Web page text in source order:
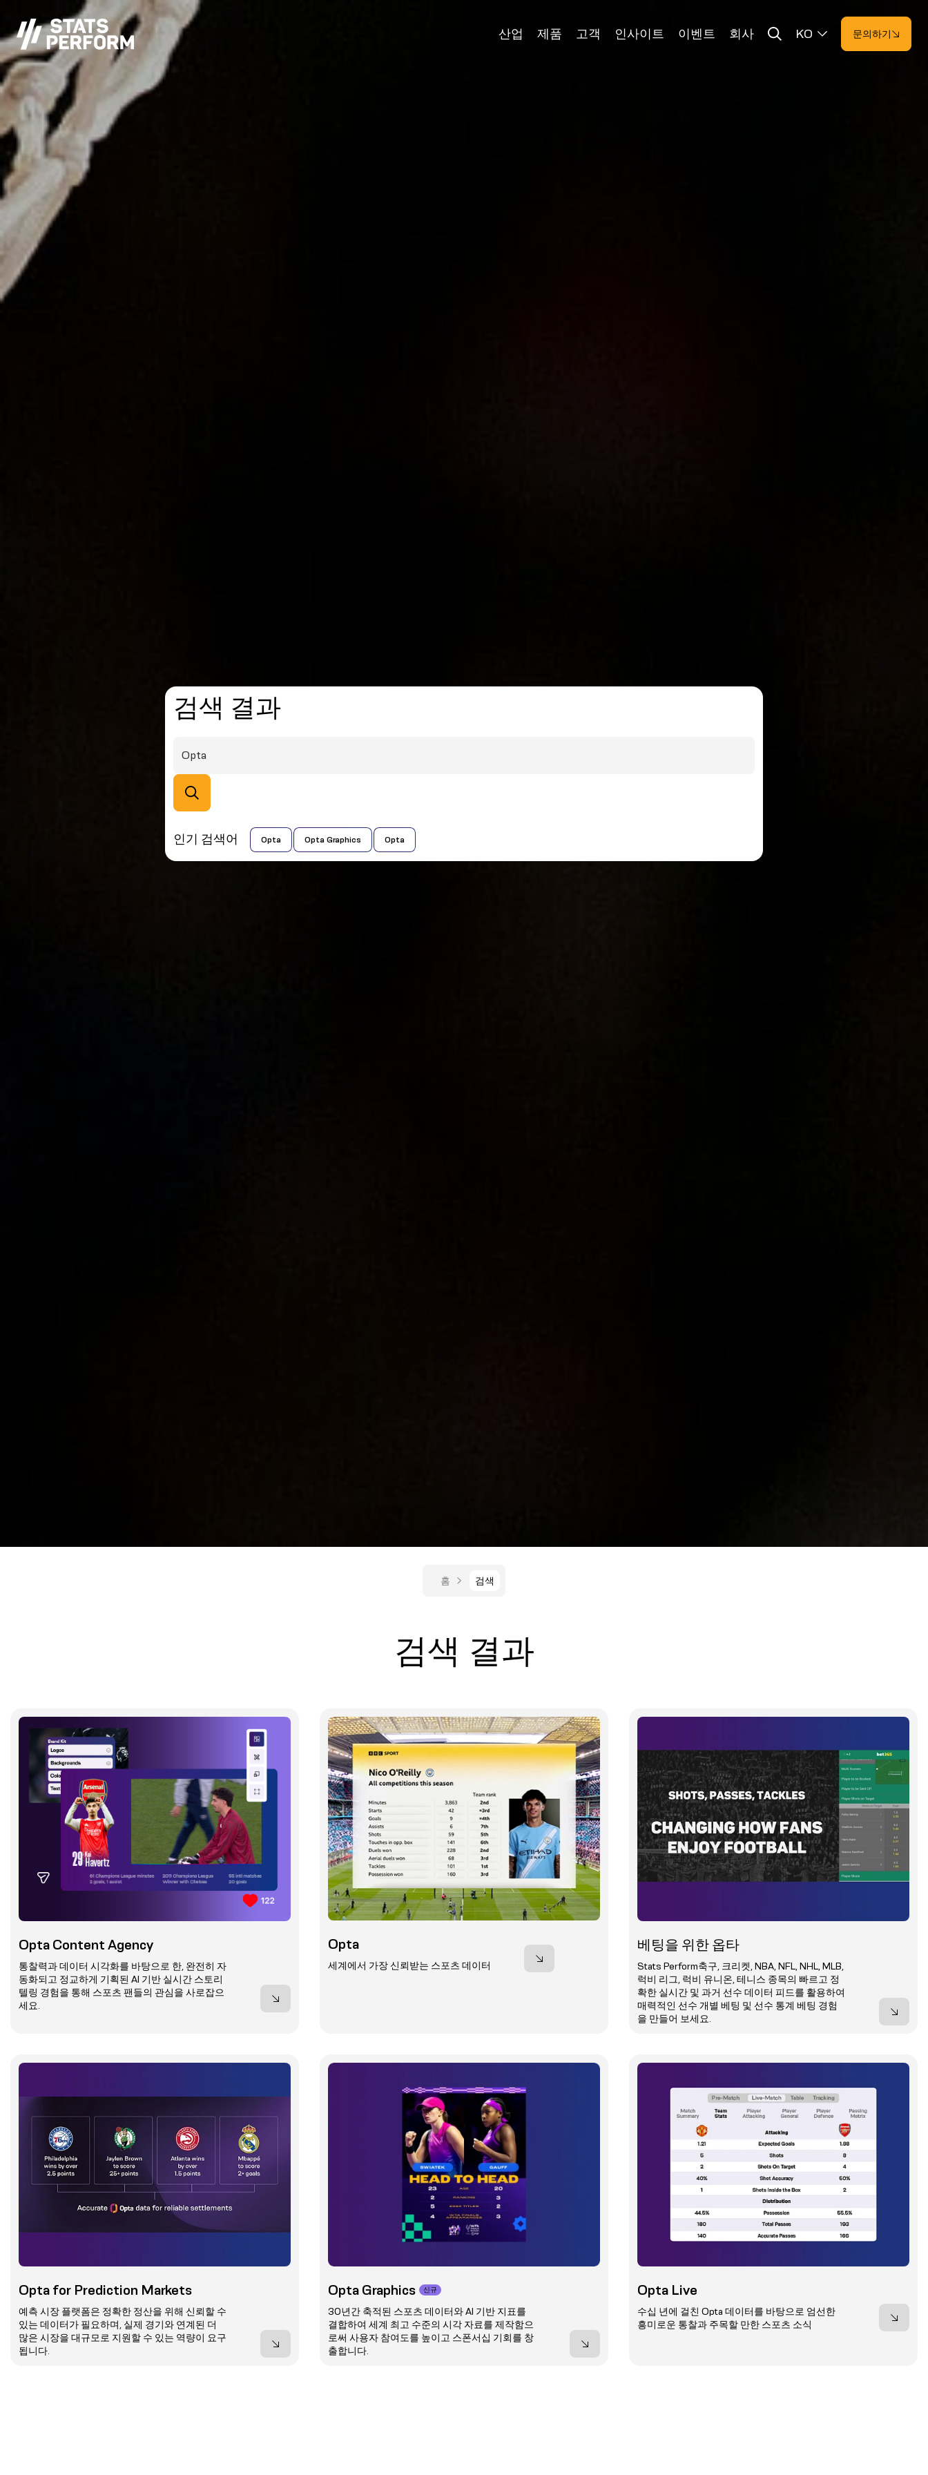
본문으로 건너뛰기
산업
제품 고객 인사이트 이벤트 회사 KO 문의하기
검색 결과
인기 검색어 Opta Opta Graphics Opta
홈 검색
검색 결과
Opta Content Agency
통찰력과 데이터 시각화를 바탕으로 한, 완전히 자
동화되고 정교하게 기획된 AI 기반 실시간 스토리
텔링 경험을 통해 스포츠 팬들의 관심을 사로잡으
세요.
Opta
세계에서 가장 신뢰받는 스포츠 데이터
베팅을 위한 옵타
Stats Perform축구, 크리켓, NBA, NFL, NHL, MLB,
럭비 리그, 럭비 유니온, 테니스 종목의 빠르고 정
확한 실시간 및 과거 선수 데이터 피드를 활용하여
매력적인 선수 개별 베팅 및 선수 통계 베팅 경험
을 만들어 보세요.
Opta for Prediction Markets
예측 시장 플랫폼은 정확한 정산을 위해 신뢰할 수
있는 데이터가 필요하며, 실제 경기와 연계된 더
많은 시장을 대규모로 지원할 수 있는 역량이 요구
됩니다.
Opta Graphics 신규
30년간 축적된 스포츠 데이터와 AI 기반 지표를
결합하여 세계 최고 수준의 시각 자료를 제작함으
로써 사용자 참여도를 높이고 스폰서십 기회를 창
출합니다.
Opta Live
수십 년에 걸친 Opta 데이터를 바탕으로 엄선한
흥미로운 통찰과 주목할 만한 스포츠 소식